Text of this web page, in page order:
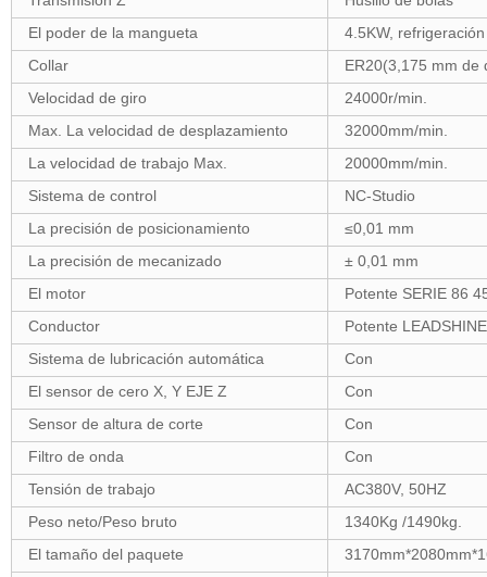
El poder de la mangueta
4.5KW,
Collar
ER20(3,175 mm de
Velocidad de giro
24000r/min.
Max. La velocidad de desplazamiento
32000mm/min.
La velocidad de trabajo Max.
20000mm/min.
Sistema de control
NC-Studio
La precisión de posicionamiento
≤0,01 mm
La precisión de mecanizado
± 0,01 mm
El motor
Potente SERIE 86
Conductor
Potente
Sistema de lubricación automática
Con
El sensor de cero X, Y EJE Z
Con
Sensor de altura de corte
Con
Filtro de onda
Con
Tensión de trabajo
AC380V, 50HZ
Peso neto/Peso bruto
1340Kg /1490kg.
El tamaño del paquete